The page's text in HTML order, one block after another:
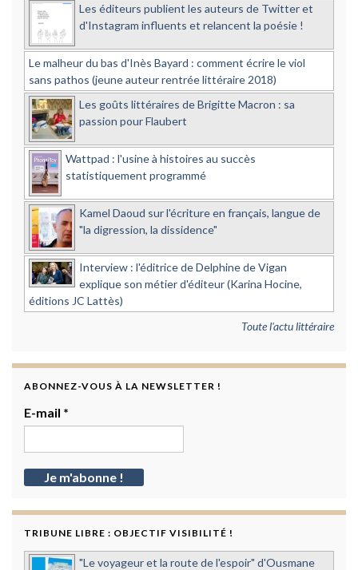
Les éditeurs publient les auteurs de Twitter et
d'Instagram influents et relancent la poésie !
Le malheur du bas d'Inès Bayard : comment écrire le viol
sans pathos (jeune auteur rentrée littéraire 2018)
Les goûts littéraires de Brigitte Macron : sa
passion pour Flaubert
Wattpad : l'usine à histoires au succès
statistiquement programmé
Kamel Daoud sur l'écriture en français, langue de
"la digression, la dissidence"
Interview : l'éditrice de Delphine de Vigan
explique son métier d'éditeur (Karina Hocine,
éditions JC Lattès)
Toute l'actu littéraire
ABONNEZ-VOUS À LA NEWSLETTER !
E-mail *
TRIBUNE LIBRE : OBJECTIF VISIBILITÉ !
"Le voyageur et la route de l'espoir" d'Ousmane